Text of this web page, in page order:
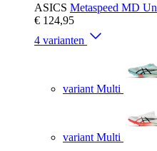
ASICS Metaspeed MD
€ 124,95
4 varianten
variant Multi
variant Multi